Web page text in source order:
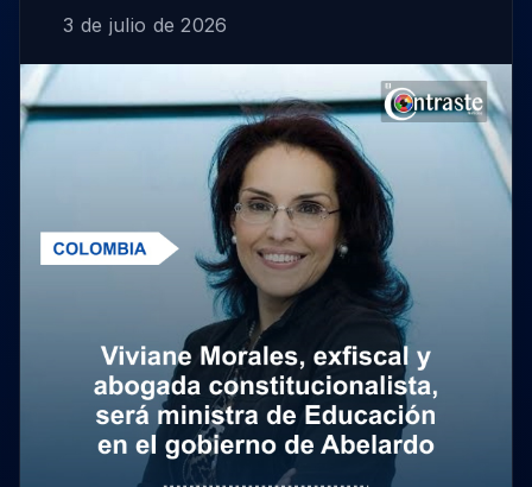
3 de julio de 2026